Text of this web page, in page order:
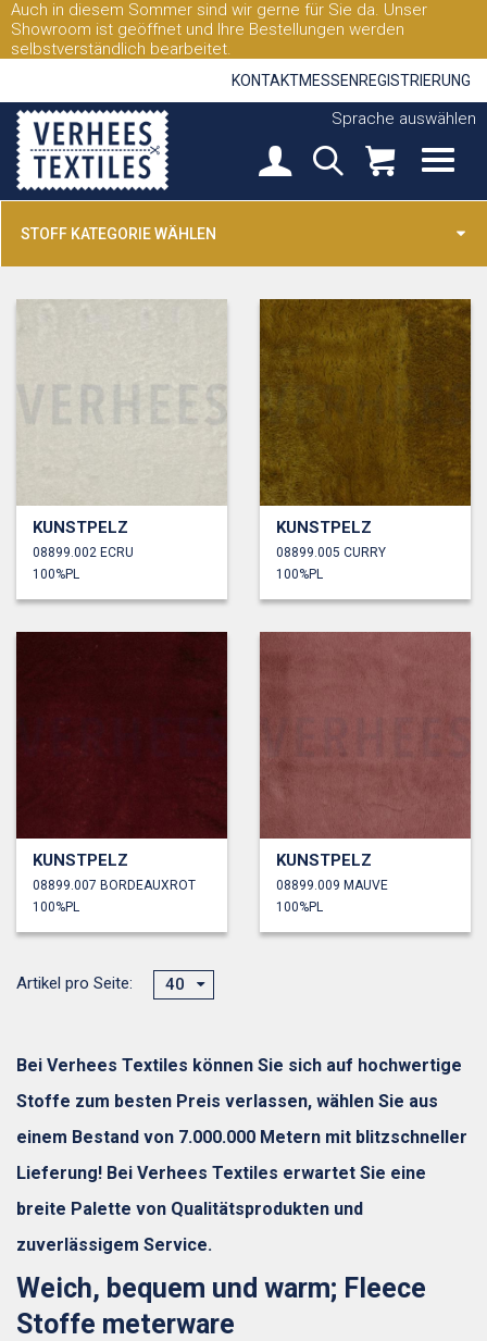
Auch in diesem Sommer sind wir gerne für Sie da. Unser
Showroom ist geöffnet und Ihre Bestellungen werden
selbstverständlich bearbeitet.
KONTAKTMESSEN REGISTRIERUNG
Sprache auswählen
STOFF KATEGORIE WÄHLEN
KUNSTPELZ
08899.002 ECRU
100%PL
KUNSTPELZ
08899.005 CURRY
100%PL
KUNSTPELZ
08899.007 BORDEAUXROT
100%PL
KUNSTPELZ
08899.009 MAUVE
100%PL
Artikel pro Seite: 40
Bei Verhees Textiles können Sie sich auf hochwertige
Stoffe zum besten Preis verlassen, wählen Sie aus
einem Bestand von 7.000.000 Metern mit blitzschneller
Lieferung! Bei Verhees Textiles erwartet Sie eine
breite Palette von Qualitätsprodukten und
zuverlässigem Service.
Weich, bequem und warm; Fleece
Stoffe meterware